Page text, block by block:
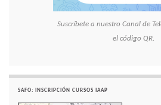
Suscríbete a nuestro Canal de
el código QR.
SAFO: INSCRIPCIÓN CURSOS IAAP